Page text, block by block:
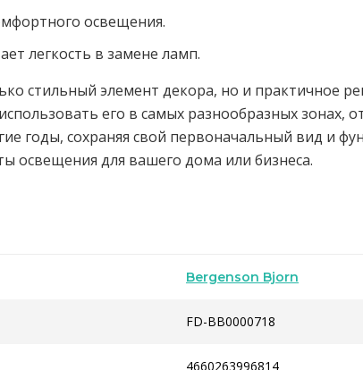
освещения.
легкость в замене ламп.
стильный элемент декора, но и практичное
его в самых разнообразных зонах,
годы, сохраняя свой первоначальный вид и
освещения для вашего дома или бизнеса.
Bergenson Bjorn
FD-BB0000718
4660263996814